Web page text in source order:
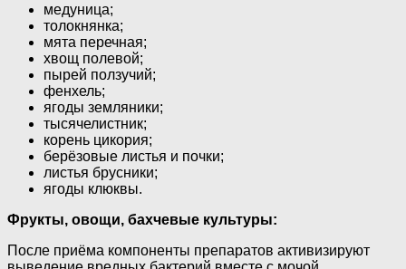
медуница;
толокнянка;
мята перечная;
хвощ полевой;
пырей ползучий;
фенхель;
ягоды земляники;
тысячелистник;
корень цикория;
берёзовые листья и почки;
листья брусники;
ягоды клюквы.
Фрукты, овощи, бахчевые культуры:
После приёма компоненты препаратов активизируют